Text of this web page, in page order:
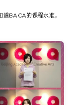
BACA的课程水准，